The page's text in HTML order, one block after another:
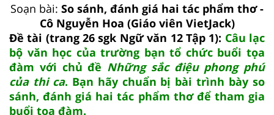
Soạn bài: So sánh, đánh giá hai tác phẩm thơ -
Cô Nguyễn Hoa (Giáo viên VietJack)
Đề tài (trang 26 sgk Ngữ văn 12 Tập 1): Câu lạc
bộ văn học của trường bạn tổ chức buổi tọa
đàm với chủ đề Những sắc điệu phong phú
của thi ca. Bạn hãy chuẩn bị bài trình bày so
sánh, đánh giá hai tác phẩm thơ để tham gia
buổi tọa đàm.